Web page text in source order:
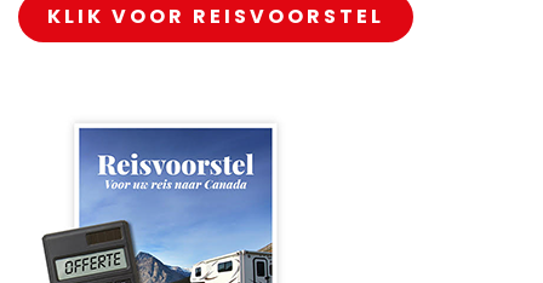
KLIK VOOR REISVOORSTEL